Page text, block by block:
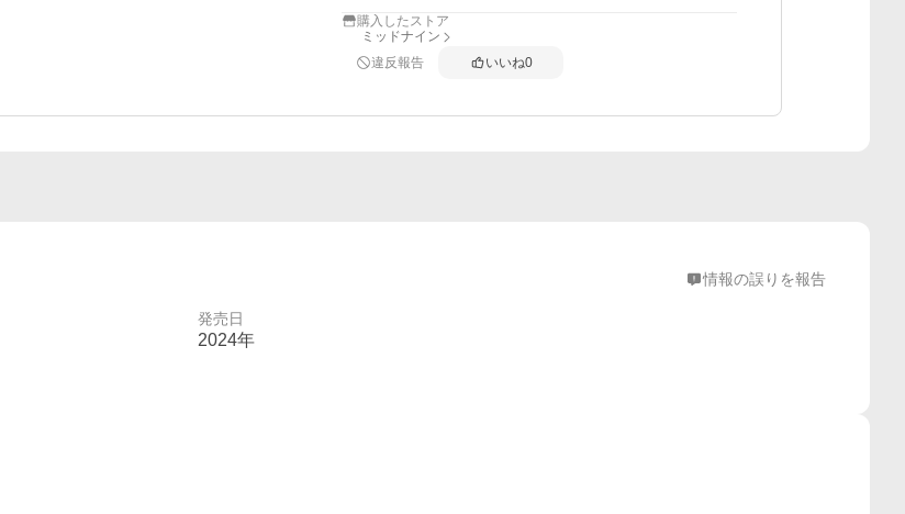
購入したストア
ミッドナイン
違反報告
いいね0
情報の誤りを報告
発売日
2024年